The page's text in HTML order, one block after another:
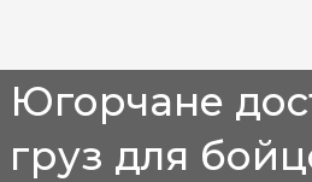
Югорчане
груз для